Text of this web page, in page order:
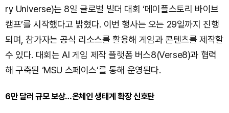
ry Universe)는 8일 글로벌 빌더 대회 ‘메이플스토리 바이브
캠프’를 시작했다고 밝혔다. 이번 행사는 오는 29일까지 진행
되며, 참가자는 공식 리소스를 활용해 게임과 콘텐츠를 제작할
수 있다. 대회는 AI 게임 제작 플랫폼 버스8(Verse8)과 협력
해 구축된 ‘MSU 스페이스’를 통해 운영된다.
6만 달러 규모 보상…온체인 생태계 확장 신호탄